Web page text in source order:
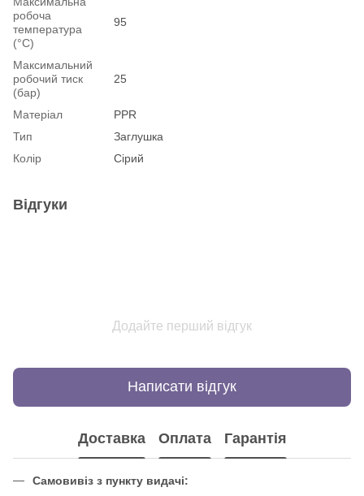
робоча
температура
(°С)
95
Максимальний
робочий тиск
(бар)
25
Матеріал
PPR
Тип
Заглушка
Колір
Сірий
Відгуки
Додайте перший відгук
Написати відгук
Доставка Оплата Гарантія
Самовивіз з пункту видачі: